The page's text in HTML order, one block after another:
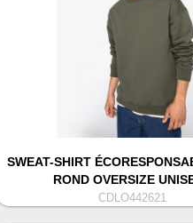
SWEAT-SHIRT
ROND OVERSIZE
CDLO442621